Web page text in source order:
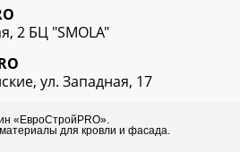
2 БЦ "SMOLA"
ул. Западная, 17
«ЕвроСтройPRO».
для кровли и фасада.